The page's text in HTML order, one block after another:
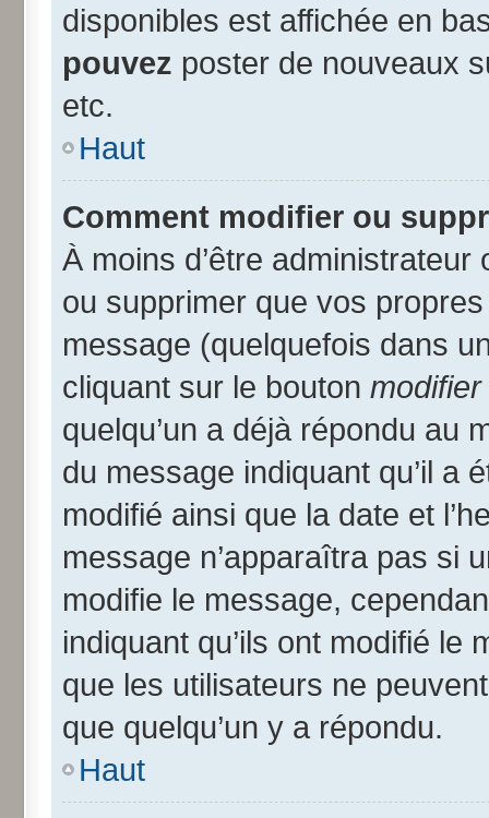
disponibles est affichée en
pouvez poster de nouveaux
etc.
Haut
Comment modifier ou
À moins d’être
ou supprimer que vos
message (quelquefois dans
cliquant sur le bouton modifier
quelqu’un a déjà répondu au
du message indiquant qu’il a
modifié ainsi que la date et
message n’apparaîtra pas si
modifie le message,
indiquant qu’ils ont modifié le
que les utilisateurs ne
que quelqu’un y a répondu.
Haut